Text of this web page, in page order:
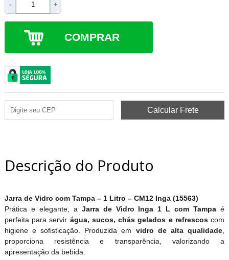
- +
COMPRAR
Descrição do Produto
Jarra de Vidro com Tampa – 1 Litro – CM12 Inga (15563)
Prática e elegante, a Jarra de Vidro Inga 1 L com Tampa é
perfeita para servir água, sucos, chás gelados e refrescoscom
higiene e sofisticação. Produzida em vidro de alta qualidade,
proporciona resistência e transparência, valorizando a
apresentação da bebida.